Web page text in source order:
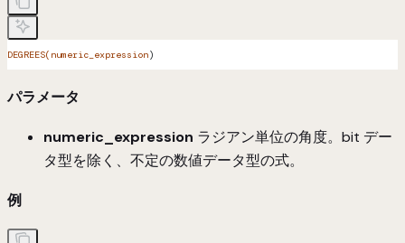
DEGREES(numeric_expression)
パラメータ
numeric_expression ラジアン単位の角度。bit デー
タ型を除く、不定の数値データ型の式。
例